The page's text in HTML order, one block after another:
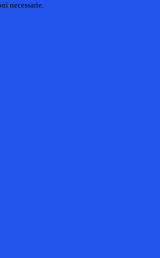
necessarie.